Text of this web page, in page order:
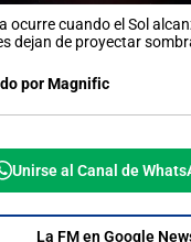
ocurre cuando el Sol
dejan de proyectar
por Magnific
Unirse al Canal de
La FM en Google